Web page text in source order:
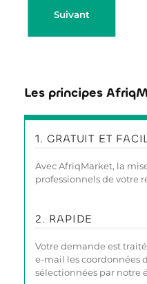
Les principes
1. GRATUIT ET
Avec AfriqMarket, la
professionnels de votre
2. RAPIDE
Votre demande est
e-mail les coordonnées
sélectionnées par notre